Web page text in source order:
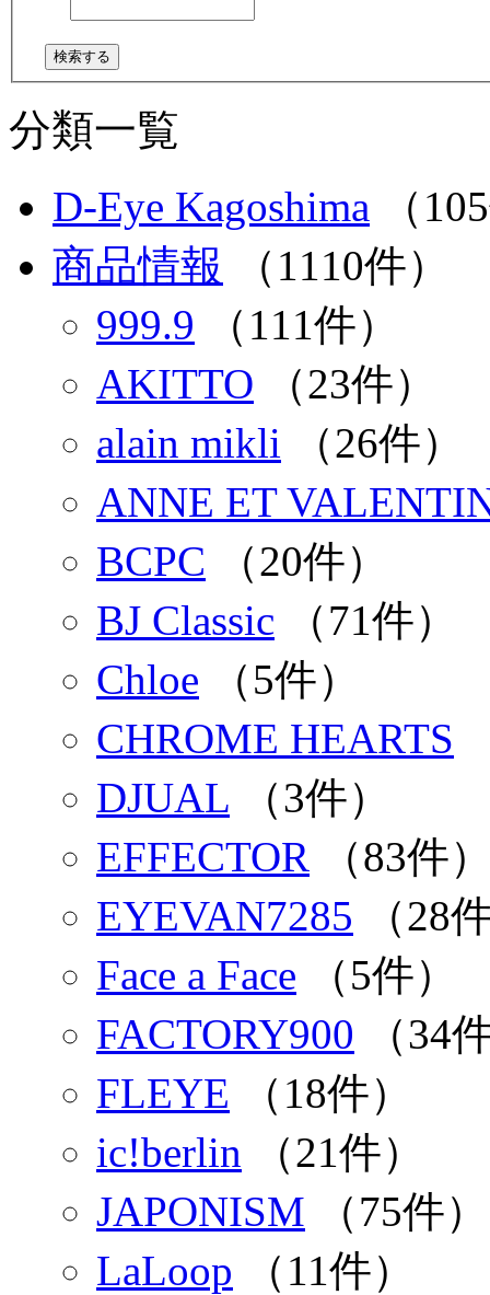
分類一覧
D-Eye Kagoshima （
商品情報 （1110件）
999.9 （111件）
AKITTO （23件）
alain mikli （26件）
ANNE ET
BCPC （20件）
BJ Classic （71件）
Chloe （5件）
CHROME HEARTS
DJUAL （3件）
EFFECTOR （83件
EYEVAN7285 （28
Face a Face （5件）
FACTORY900 （34
FLEYE （18件）
ic!berlin （21件）
JAPONISM （75件）
LaLoop （11件）